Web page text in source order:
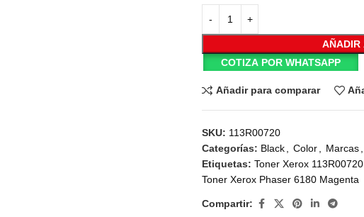
AÑADIR
COTIZA POR WHATSAPP
Añadir para comparar
SKU: 113R00720
Categorías: Black Color Marcas
Etiquetas: Toner Xerox
Toner Xerox Phaser 6180 Magenta
Compartir: